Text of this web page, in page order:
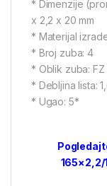
* Dimenzije
x 2,2 x 20 mm
* Materijal
* Broj zuba: 4
* Oblik zuba: FZ
* Debljina lista:
* Ugao: 5*
165×2,2/